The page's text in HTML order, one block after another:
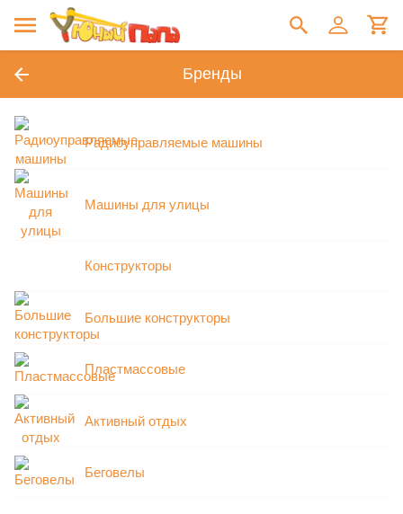
Бренды
Радиоуправляемые машины
Машины для улицы
Конструкторы
Большие конструкторы
Пластмассовые
Активный отдых
Беговелы